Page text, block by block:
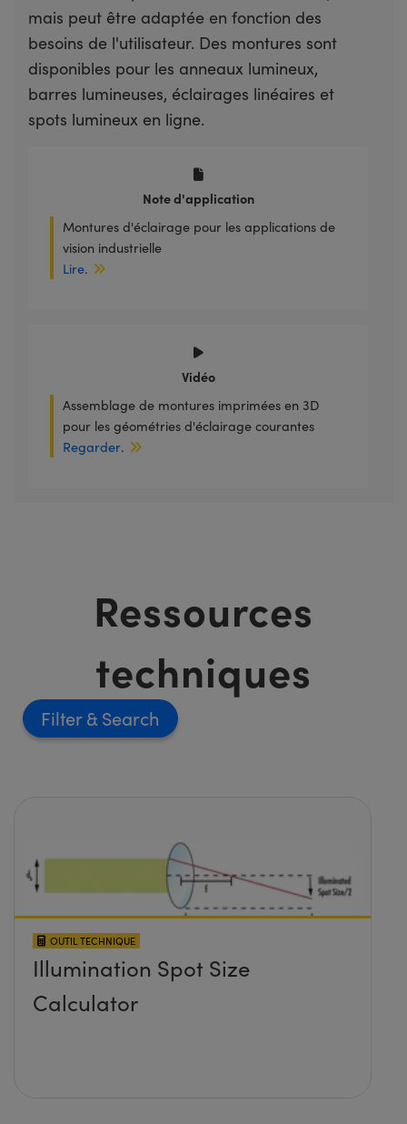
mais peut être adaptée en fonction des
besoins de l'utilisateur. Des montures sont
disponibles pour les anneaux lumineux,
barres lumineuses, éclairages linéaires et
spots lumineux en ligne.
Note d'application
Montures d'éclairage pour les applications de
vision industrielle
Lire.
Vidéo
Assemblage de montures imprimées en 3D
pour les géométries d'éclairage courantes
Regarder.
Ressources
techniques
Filter
OUTIL TECHNIQUE
Illumination Spot Size
Calculator